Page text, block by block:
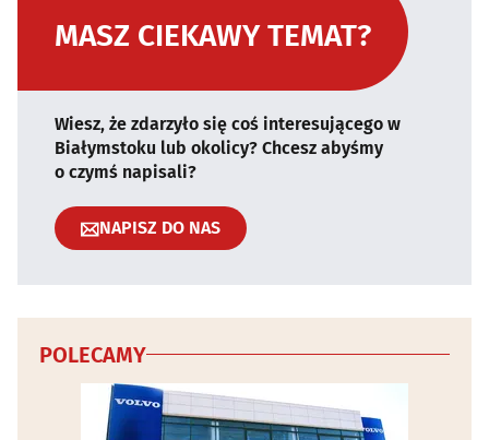
MASZ CIEKAWY TEMAT?
Wiesz, że zdarzyło się coś interesującego w
Białymstoku lub okolicy? Chcesz abyśmy
o czymś napisali?
NAPISZ DO NAS
POLECAMY